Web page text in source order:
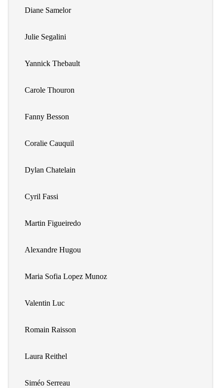
Diane Samelor
Julie Segalini
Yannick Thebault
Carole Thouron
Fanny Besson
Coralie Cauquil
Dylan Chatelain
Cyril Fassi
Martin Figueiredo
Alexandre Hugou
Maria Sofia Lopez Munoz
Valentin Luc
Romain Raisson
Laura Reithel
Siméo Serreau